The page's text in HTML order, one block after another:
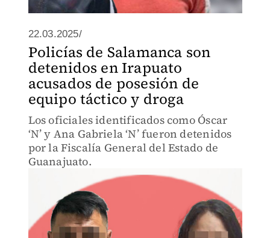
22.03.2025/
Policías de Salamanca son
detenidos en Irapuato
acusados de posesión de
equipo táctico y droga
Los oficiales identificados como Óscar
‘N’ y Ana Gabriela ‘N’ fueron detenidos
por la Fiscalía General del Estado de
Guanajuato.